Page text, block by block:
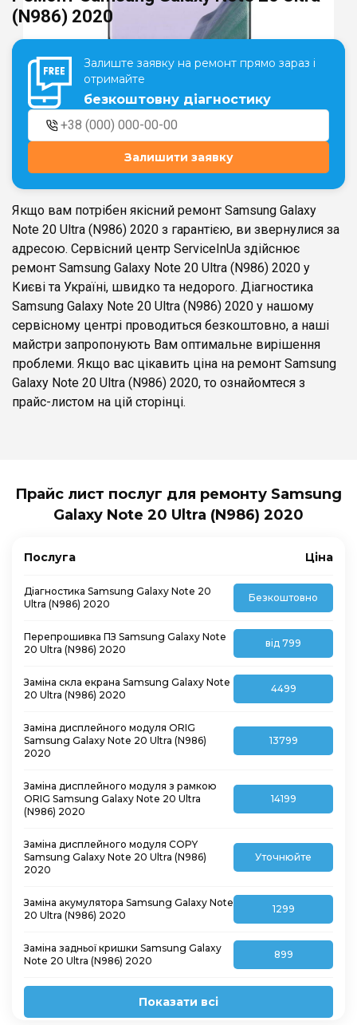
Театральна
м. Київ, вул. Хрещатик 44-A м. Київ, вул. Анни Ахматової, 30
Оболонь
м. Київ, ТЦ LAKE PLAZA, вул. Героїв
полку “Азов”, 12
Палац "Україна"
м. Київ, вул. Казимира Малевича,
м. Київ, Комфорт Таун, вул.
Березнева, 16, корпус 3
(N986) 2020
Залиште заявку на ремонт прямо зараз і
отримайте
безкоштовну діагностику
Залишити заявку
Якщо вам потрібен якісний ремонт Samsung Galaxy
Note 20 Ultra (N986) 2020 з гарантією, ви звернулися за
адресою. Сервісний центр ServiceInUa здійснює
ремонт Samsung Galaxy Note 20 Ultra (N986) 2020 у
Києві та Україні, швидко та недорого. Діагностика
Samsung Galaxy Note 20 Ultra (N986) 2020 у нашому
сервісному центрі проводиться безкоштовно, а наші
майстри запропонують Вам оптимальне вирішення
проблеми. Якщо вас цікавить ціна на ремонт Samsung
Galaxy Note 20 Ultra (N986) 2020, то ознайомтеся з
прайс-листом на цій сторінці.
Прайс лист послуг для ремонту Samsung
Galaxy Note 20 Ultra (N986) 2020
Послуга Ціна
Діагностика Samsung Galaxy Note 20
Ultra (N986) 2020
Безкоштовно
Перепрошивка ПЗ Samsung Galaxy Note
20 Ultra (N986) 2020
від 799
Заміна скла екрана Samsung Galaxy Note
20 Ultra (N986) 2020
4499
Заміна дисплейного модуля ORIG
Samsung Galaxy Note 20 Ultra (N986)
2020
13799
Заміна дисплейного модуля з рамкою
ORIG Samsung Galaxy Note 20 Ultra
(N986) 2020
14199
Заміна дисплейного модуля COPY
Samsung Galaxy Note 20 Ultra (N986)
2020
Уточнюйте
Заміна акумулятора Samsung Galaxy Note
20 Ultra (N986) 2020
1299
Заміна задньої кришки Samsung Galaxy
Note 20 Ultra (N986) 2020
899
Показати всі